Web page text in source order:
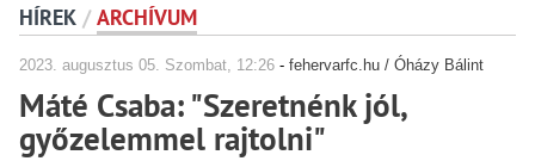
HÍREK / ARCHÍVUM
2023. augusztus 05. Szombat, 12:26- fehervarfc.hu / Óházy Bálint
Máté Csaba: "Szeretnénk jól,
győzelemmel rajtolni"